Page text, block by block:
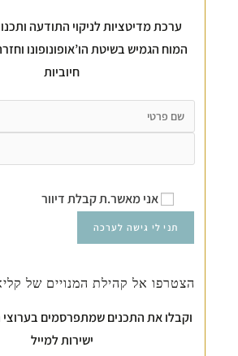
ערכת מדיטציות לניקוי התודעה
המוח הגמיש בשיטת הו’אופונופונו
חיוביות
אני מאשר.ת קבלת דיוור
הצטרפו אל קהילת המנויים של
וקבלו את התכנים שמתפרסמים בערוצי
ישירות למייל